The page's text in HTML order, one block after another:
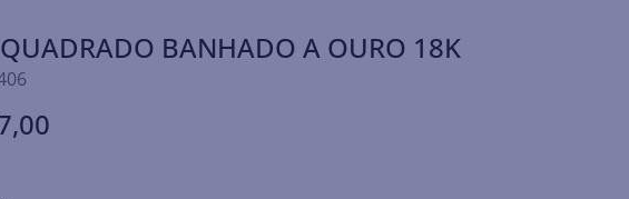
BANHADO A OURO 18K
,00